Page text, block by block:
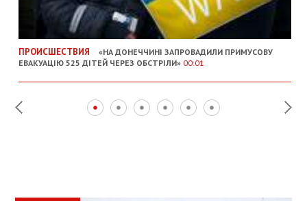
ПРОИСШЕСТВИЯ
«НА ДОНЕЧЧИНІ ЗАПРОВАДИЛИ ПРИМУСОВУ
ЕВАКУАЦІЮ 525 ДІТЕЙ ЧЕРЕЗ ОБСТРІЛИ» 00:01